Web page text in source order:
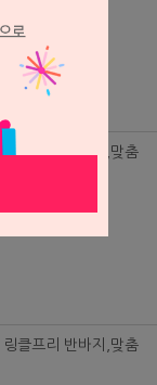
클프리 반바지,맞춤
클프리 반바지,맞춤